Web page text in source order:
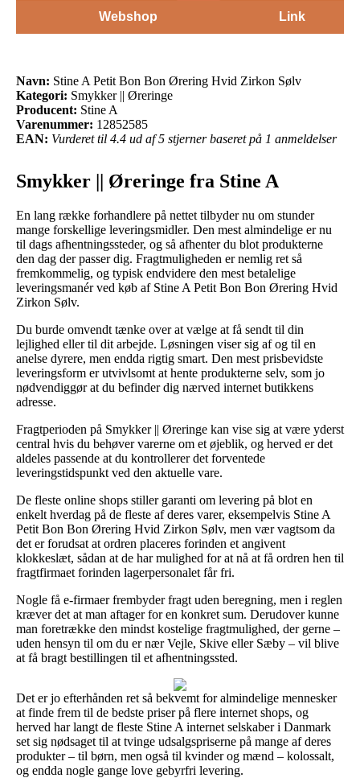
Webshop
Link
Navn: Stine A Petit Bon Bon Ørering Hvid Zirkon Sølv
Kategori: Smykker || Øreringe
Producent: Stine A
Varenummer: 12852585
EAN: Vurderet til 4.4 ud af 5 stjerner baseret på 1 anmeldelser
Smykker || Øreringe fra Stine A
En lang række forhandlere på nettet tilbyder nu om stunder
mange forskellige leveringsmidler. Den mest almindelige er nu
til dags afhentningssteder, og så afhenter du blot produkterne
den dag der passer dig. Fragtmuligheden er nemlig ret så
fremkommelig, og typisk endvidere den mest betalelige
leveringsmanér ved køb af Stine A Petit Bon Bon Ørering Hvid
Zirkon Sølv.
Du burde omvendt tænke over at vælge at få sendt til din
lejlighed eller til dit arbejde. Løsningen viser sig af og til en
anelse dyrere, men endda rigtig smart. Den mest prisbevidste
leveringsform er utvivlsomt at hente produkterne selv, som jo
nødvendiggør at du befinder dig nærved internet butikkens
adresse.
Fragtperioden på Smykker || Øreringe kan vise sig at være yderst
central hvis du behøver varerne om et øjeblik, og herved er det
aldeles passende at du kontrollerer det forventede
leveringstidspunkt ved den aktuelle vare.
De fleste online shops stiller garanti om levering på blot en
enkelt hverdag på de fleste af deres varer, eksempelvis Stine A
Petit Bon Bon Ørering Hvid Zirkon Sølv, men vær vagtsom da
det er forudsat at ordren placeres forinden et angivent
klokkeslæt, sådan at de har mulighed for at nå at få ordren hen til
fragtfirmaet forinden lagerpersonalet får fri.
Nogle få e-firmaer frembyder fragt uden beregning, men i reglen
kræver det at man aftager for en konkret sum. Derudover kunne
man foretrække den mindst kostelige fragtmulighed, der gerne –
uden hensyn til om du er nær Vejle, Skive eller Sæby – vil blive
at få bragt bestillingen til et afhentningssted.
Det er jo efterhånden ret så bekvemt for almindelige mennesker
at finde frem til de bedste priser på flere internet shops, og
herved har langt de fleste Stine A internet selskaber i Danmark
set sig nødsaget til at tvinge udsalgspriserne på mange af deres
produkter – til børn, men også til kvinder og mænd – kolossalt,
og endda nogle gange love gebyrfri levering.